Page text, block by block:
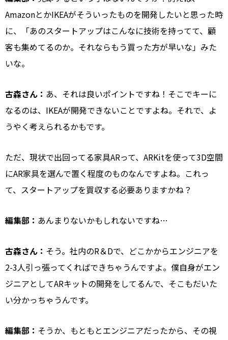
AmazonとかIKEAがそういったものを開発したいと思った時
に、「あのスタートアップはこんなに技術を持ってて、顧
客も集めてるのか。それならもう買った方が早いな」みた
いな。
古森さん： あ、それは良いポイントですね！そこでキーに
なるのは、IKEAが開発できないことですよね。それで、よ
うやく考えられるかもです。
ただ、現状で出回ってる家具ARって、ARKitを使って3D空間
にAR家具を選んで置く程度のものなんですよね。これっ
て、スタートアップを買収する必要ありますかね？
編集部： あんまりないかもしれないですね…
古森さん： そう。社内のR＆Dで、どこかからエンジニアを
2-3人引っ張ってくればできちゃうんですよ。僕自身がエン
ジニアとしてARキットの開発をしてるんで、そこもだいた
い分かっちゃうんです。
編集部： そうか、もともとエンジニアだったから、その視